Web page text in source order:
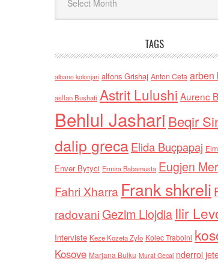
TAGS
albano kolonjari alfons Grishaj Anton Cefa arben
asllan Bushati Astrit Lulushi Aurenc
Behlul Jashari Beqir
dalip grecaElida Buçpapaj
Enver Bytyci Ermira Babamusta Eugjen
Fahri Xharra Frank shkreli
radovaniGezim Llojdia Ilir
Interviste Keze Kozeta Zylo Kolec Traboini
Kosove Marjana Bulku Murat Gecaj nderroi